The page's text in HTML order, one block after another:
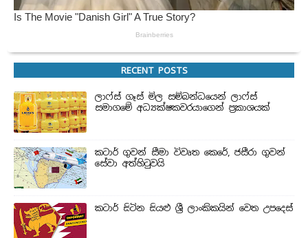
RECENT POSTS
ලාෆ්ස් ගෑස් මිල සම්බන්ධයෙන් ලාෆ්ස්
සමාගමේ අධ්‍යක්ෂකවරයාගෙන් ප්‍රකාශයක්
කටාර් ගුවන් සීමා විවෘත කෙරේ, ජසීරා ගුවන්
සේවා අත්හි‍ටුවයි
කටාර් සිටින සියළු ශ්‍රී ලාංකිකයින් වෙත උපදෙස්